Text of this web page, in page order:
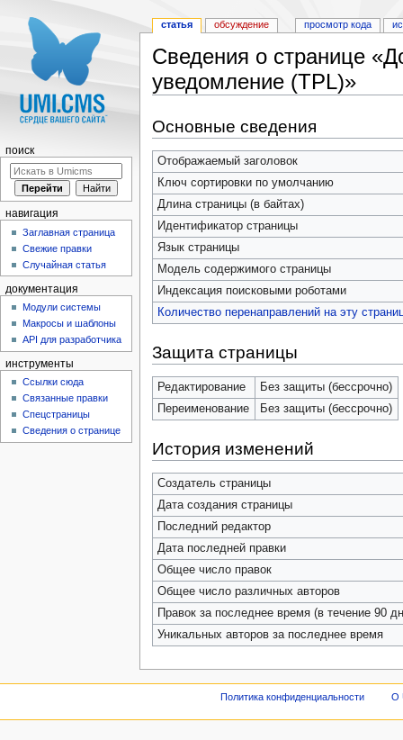
Сведения о странице
уведомление (TPL)»
Основные сведения
Отображаемый заголовок
Ключ сортировки по умолчанию
Длина страницы (в байтах)
Идентификатор страницы
Язык страницы
Модель содержимого страницы
Индексация поисковыми роботами
Количество перенаправлений на эту
Защита страницы
Редактирование
Без защиты (бессрочно)
Переименование
Без защиты (бессрочно)
История изменений
Создатель страницы
Дата создания страницы
Последний редактор
Дата последней правки
Общее число правок
Общее число различных авторов
Правок за последнее время (в течение 90
Уникальных авторов за последнее время
статья обсуждение просмотр кода
поиск
навигация
Заглавная страница
Свежие правки
Случайная статья
документация
Модули системы
Макросы и шаблоны
API для разработчика
инструменты
Ссылки сюда
Связанные правки
Спецстраницы
Сведения о странице
Политика конфиденциальности О